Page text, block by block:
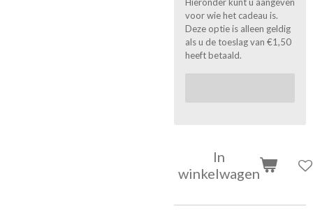
voor wie het cadeau is.
Deze optie is alleen geldig
als u de toeslag van €1,50
heeft betaald.
In
winkelwagen